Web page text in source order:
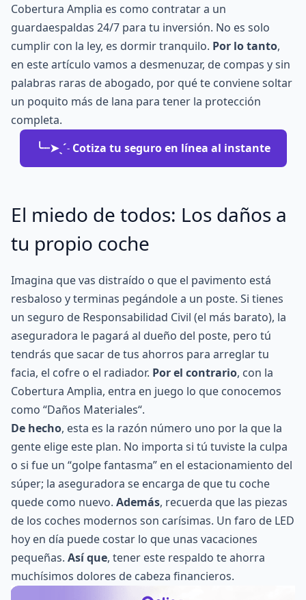
Cobertura Amplia es como contratar a un
guardaespaldas 24/7 para tu inversión. No es solo
cumplir con la ley, es dormir tranquilo. Por lo tanto,
en este artículo vamos a desmenuzar, de compas y sin
palabras raras de abogado, por qué te conviene soltar
un poquito más de lana para tener la protección
completa.
╰┈➤ˎˊ˗ Cotiza tu seguro en línea al instante
El miedo de todos: Los daños a
tu propio coche
Imagina que vas distraído o que el pavimento está
resbaloso y terminas pegándole a un poste. Si tienes
un seguro de Responsabilidad Civil (el más barato), la
aseguradora le pagará al dueño del poste, pero tú
tendrás que sacar de tus ahorros para arreglar tu
facia, el cofre o el radiador. Por el contrario, con la
Cobertura Amplia, entra en juego lo que conocemos
como “Daños Materiales“.
De hecho, esta es la razón número uno por la que la
gente elige este plan. No importa si tú tuviste la culpa
o si fue un “golpe fantasma” en el estacionamiento del
súper; la aseguradora se encarga de que tu coche
quede como nuevo. Además, recuerda que las piezas
de los coches modernos son carísimas. Un faro de LED
hoy en día puede costar lo que unas vacaciones
pequeñas. Así que, tener este respaldo te ahorra
muchísimos dolores de cabeza financieros.